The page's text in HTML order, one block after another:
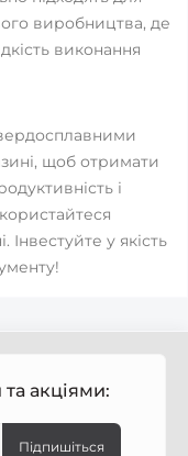
виробництва, де
виконання
щоб отримати
і
у якість
акціями:
Підпишіться